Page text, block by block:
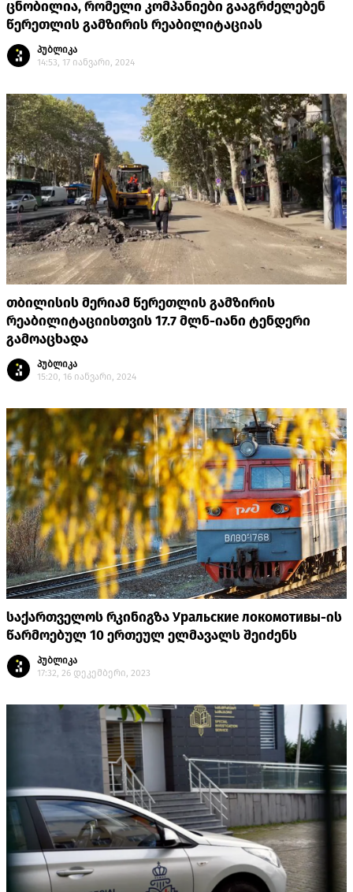
ცნობილია, რომელი კომპანიები გააგრძელებენ
წერეთლის გამზირის რეაბილიტაციას
პუბლიკა
14:53, 17 იანვარი, 2024
თბილისის მერიამ წერეთლის გამზირის
რეაბილიტაციისთვის 17.7 მლნ-იანი ტენდერი
გამოაცხადა
პუბლიკა
15:20, 16 იანვარი, 2024
საქართველოს რკინიგზა Уральские локомотивы-ის
წარმოებულ 10 ერთეულ ელმავალს შეიძენს
პუბლიკა
17:32, 26 დეკემბერი, 2023